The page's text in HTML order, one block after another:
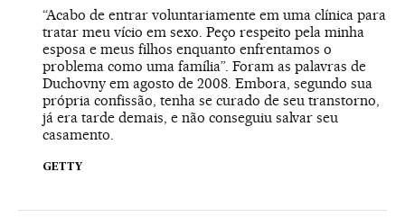
“Acabo de entrar voluntariamente em uma clínica para
tratar meu vício em sexo. Peço respeito pela minha
esposa e meus filhos enquanto enfrentamos o
problema como uma família”. Foram as palavras de
Duchovny em agosto de 2008. Embora, segundo sua
própria confissão, tenha se curado de seu transtorno,
já era tarde demais, e não conseguiu salvar seu
casamento.
GETTY